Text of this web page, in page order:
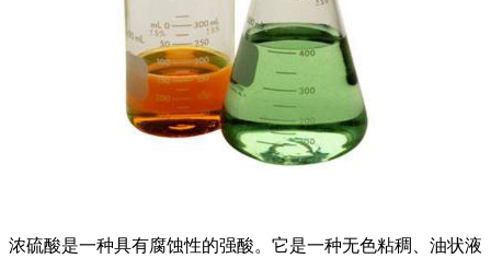
浓硫酸是一种具有腐蚀性的强酸。它是一种无色粘稠、油状液